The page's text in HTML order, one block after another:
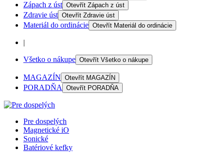
Zápach z úst Otevřít Zápach z úst
Zdravie úst Otevřít Zdravie úst
Materiál do ordinácie Otevřít Materiál do ordinácie
|
Všetko o nákupe Otevřít Všetko o nákupe
MAGAZÍN Otevřít MAGAZÍN
PORADŇA Otevřít PORADŇA
Pre dospelých
Magnetické iO
Sonické
Batériové kefky